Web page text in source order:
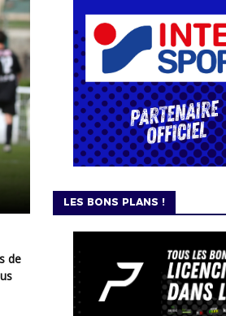
LES BONS PLANS !